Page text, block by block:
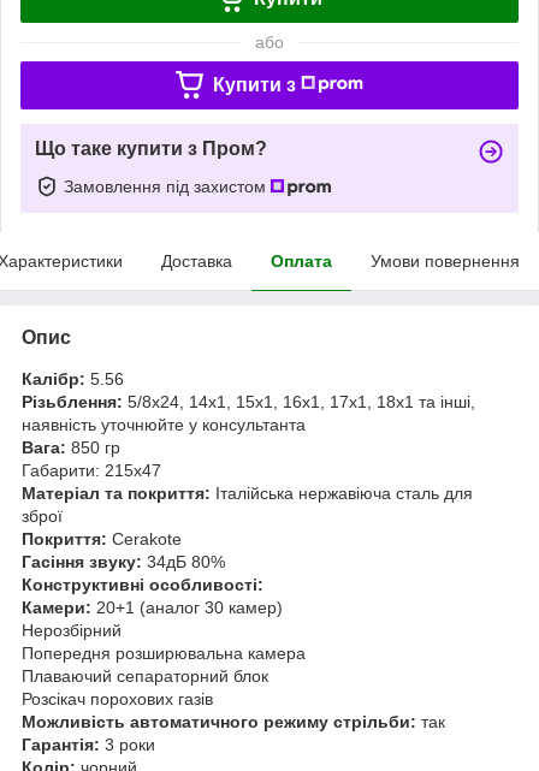
або
Купити з
Що таке купити з Пром?
Замовлення під захистом
Доставка Оплата Умови повернення
Опис
Калібр: 5.56
Різьблення: 5/8x24, 14x1, 15x1, 16x1, 17x1, 18x1 та інші,
наявність уточнюйте у консультанта
Вага: 850 гр
Габарити: 215x47
Матеріал та покриття: Італійська нержавіюча сталь для
зброї
Покриття: Cerakote
Гасіння звуку: 34дБ 80%
Конструктивні особливості:
Камери: 20+1 (аналог 30 камер)
Нерозбірний
Попередня розширювальна камера
Плаваючий сепараторний блок
Розсікач порохових газів
Можливість автоматичного режиму стрільби: так
Гарантія: 3 роки
Колір: чорний